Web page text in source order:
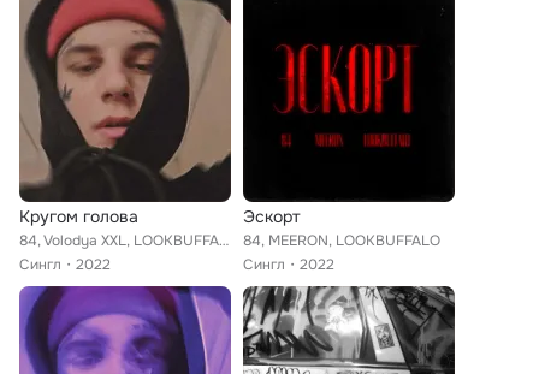
Кругом голова
84, Volodya XXL, LOOKBUFFALO
Сингл
2022
Эскорт
84, MEERON, LOOKBUFFALO
Сингл
2022